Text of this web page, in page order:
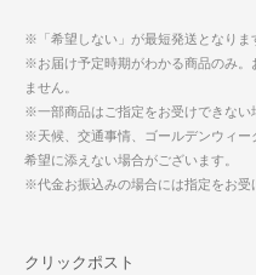
※「希望しない」が最短発送となりま
※お届け予定時期がわかる商品のみ。
ません。
※一部商品はご指定をお受けできない
※天候、交通事情、ゴールデンウィー
希望に添えない場合がございます。
※代金お振込みの場合には指定をお受
クリックポスト